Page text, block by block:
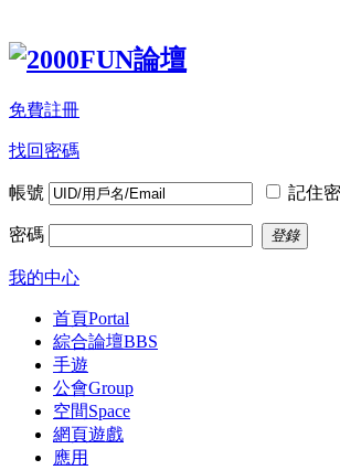
免費註冊
找回密碼
帳號 記住
密碼 登錄
我的中心
首頁Portal
綜合論壇BBS
手遊
公會Group
空間Space
網頁遊戲
應用